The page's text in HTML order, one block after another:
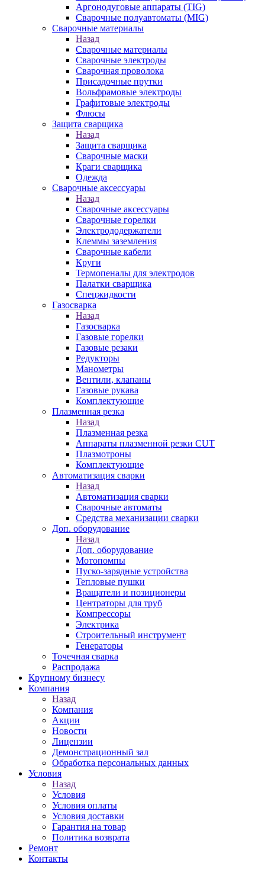
Аргонодуговые аппараты (TIG)
Сварочные полуавтоматы (MIG)
Сварочные материалы
Назад
Сварочные материалы
Сварочные электроды
Сварочная проволока
Присадочные прутки
Вольфрамовые электроды
Графитовые электроды
Флюсы
Защита сварщика
Назад
Защита сварщика
Сварочные маски
Краги сварщика
Одежда
Сварочные аксессуары
Назад
Сварочные аксессуары
Сварочные горелки
Электрододержатели
Клеммы заземления
Сварочные кабели
Круги
Термопеналы для электродов
Палатки сварщика
Спецжидкости
Газосварка
Назад
Газосварка
Газовые горелки
Газовые резаки
Редукторы
Манометры
Вентили, клапаны
Газовые рукава
Комплектующие
Плазменная резка
Назад
Плазменная резка
Аппараты плазменной резки CUT
Плазмотроны
Комплектующие
Автоматизация сварки
Назад
Автоматизация сварки
Сварочные автоматы
Средства механизации сварки
Доп. оборудование
Назад
Доп. оборудование
Мотопомпы
Пуско-зарядные устройства
Тепловые пушки
Вращатели и позиционеры
Центраторы для труб
Компрессоры
Электрика
Строительный инструмент
Генераторы
Точечная сварка
Распродажа
Крупному бизнесу
Компания
Назад
Компания
Акции
Новости
Лицензии
Демонстрационный зал
Обработка персональных данных
Условия
Назад
Условия
Условия оплаты
Условия доставки
Гарантия на товар
Политика возврата
Ремонт
Контакты